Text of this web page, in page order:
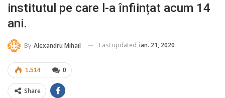
institutul pe care l-a înființat acum 14
ani.
By Alexandru Mihail Last updated ian. 21, 2020
0
1.514
Share